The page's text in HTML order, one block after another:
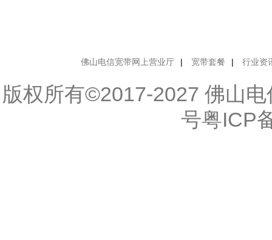
佛山电信宽带网上营业厅 | 宽带套餐 | 行业资
版权所有©2017-2027 佛山
号粤ICP